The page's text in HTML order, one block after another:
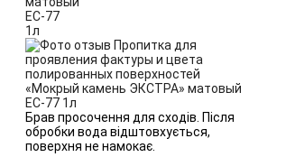
Брав просочення для сходів. Після
обробки вода відштовхується,
поверхня не намокає.